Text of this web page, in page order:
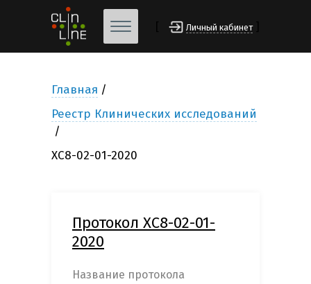
Личный кабинет
Главная
Реестр Клинических исследований
ХС8-02-01-2020
Протокол ХС8-02-01-
2020
Название протокола